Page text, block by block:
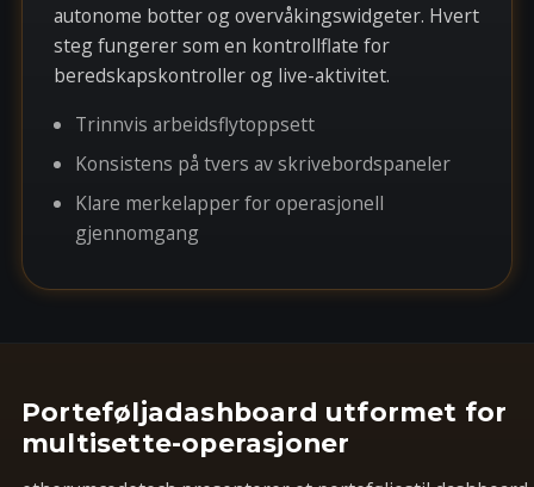
autonome botter og overvåkingswidgeter. Hvert
steg fungerer som en kontrollflate for
beredskapskontroller og live-aktivitet.
Trinnvis arbeidsflytoppsett
Konsistens på tvers av skrivebordspaneler
Klare merkelapper for operasjonell
gjennomgang
Porteføljadashboard utformet for
multisette-operasjoner